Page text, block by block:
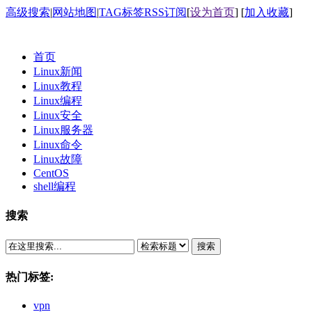
高级搜索|网站地图|TAG标签RSS订阅[设为首页] [加入收藏]
首页
Linux新闻
Linux教程
Linux编程
Linux安全
Linux服务器
Linux命令
Linux故障
CentOS
shell编程
搜索
搜索
热门标签:
vpn